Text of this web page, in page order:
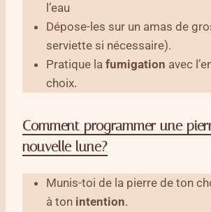
l’eau
Dépose-les sur un amas de
serviette si nécessaire).
Pratique la fumigation avec
choix.
Comment programmer une
nouvelle lune?
Munis-toi de la pierre de ton
à ton intention.